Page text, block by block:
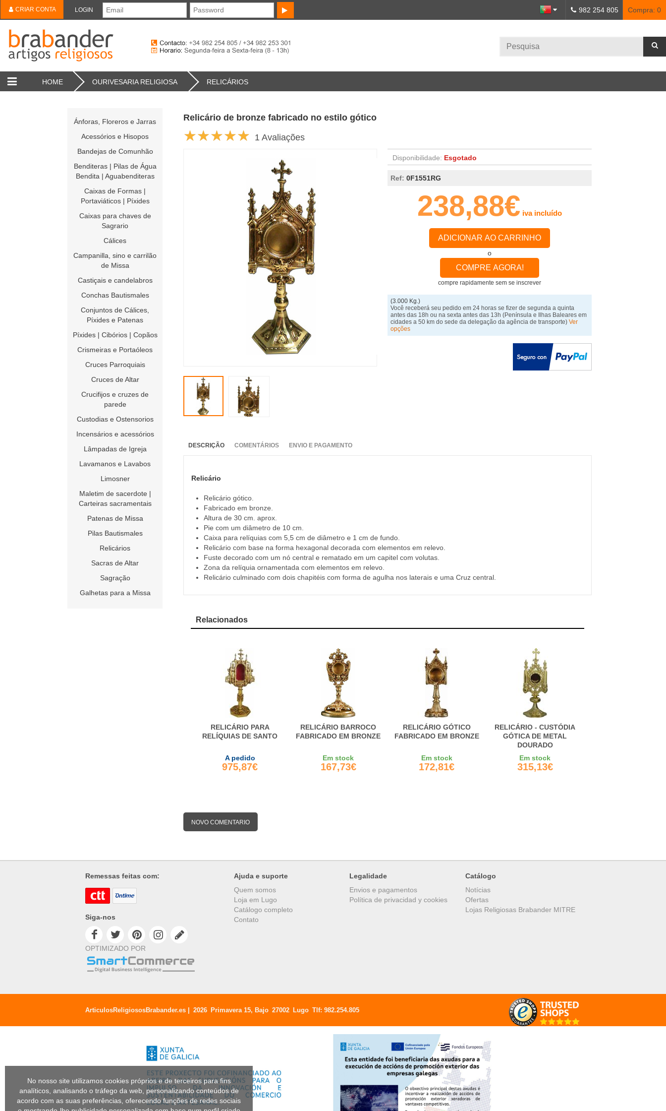
CRIAR CONTA LOGIN Compra: 0
982 254 805
HOME OURIVESARIA RELIGIOSA RELICÁRIOS
Relicário de bronze fabricado no estilo gótico
1 Avaliações
Disponibilidade: Esgotado
Ref: 0F1551RG
238,88€ iva incluído
ADICIONAR AO CARRINHO
o
COMPRE AGORA!
compre rapidamente sem se inscrever
(3.000 Kg.)
Você receberá seu pedido em 24 horas se fizer de segunda a quinta
antes das 18h ou na sexta antes das 13h(Península e Ilhas Baleares em
cidades a 50 km do sede da delegação da agência de transporte) Ver
opções
DESCRIÇÃO COMENTÁRIOS ENVIO E PAGAMENTO
Relicário
Relicário gótico.
Fabricado em bronze.
Altura de 30 cm. aprox.
Pie com um diâmetro de 10 cm.
Caixa para relíquias com 5,5 cm de diâmetro e 1 cm de fundo.
Relicário com base na forma hexagonal decorada com elementos em relevo.
Fuste decorado com um nó central e rematado em um capitel com volutas.
Zona da relíquia ornamentada com elementos em relevo.
Relicário culminado com dois chapitéis com forma de agulha nos laterais e uma Cruz central.
Relacionados
RELICÁRIO PARA
RELÍQUIAS DE SANTO
A pedido
975,87€
RELICÁRIO BARROCO
FABRICADO EM BRONZE
Em stock
167,73€
RELICÁRIO GÓTICO
FABRICADO EM BRONZE
Em stock
172,81€
RELICÁRIO - CUSTÓDIA
GÓTICA DE METAL
DOURADO
Em stock
315,13€
NOVO COMENTARIO
Ánforas, Floreros e Jarras
Acessórios e Hisopos
Bandejas de Comunhão
Benditeras | Pilas de Água
Bendita | Aguabenditeras
Caixas de Formas |
Portaviáticos | Píxides
Caixas para chaves de
Sagrario
Cálices
Campanilla, sino e carrilão
de Missa
Castiçais e candelabros
Conchas Bautismales
Conjuntos de Cálices,
Píxides e Patenas
Píxides | Cibórios | Copãos
Crismeiras e Portaóleos
Cruces Parroquiais
Cruces de Altar
Crucifijos e cruzes de
parede
Custodias e Ostensorios
Incensários e acessórios
Lâmpadas de Igreja
Lavamanos e Lavabos
Limosner
Maletim de sacerdote |
Carteiras sacramentais
Patenas de Missa
Pilas Bautismales
Relicários
Sacras de Altar
Sagração
Galhetas para a Missa
No nosso site utilizamos cookies próprios e de terceiros para fins
analíticos, analisando o tráfego da web, personalizando conteúdos de
acordo com as suas preferências, oferecendo funções de redes sociais
Remessas feitas com:
Siga-nos
OPTIMIZADO POR
Ajuda e suporte
Quem somos
Loja em Lugo
Catálogo completo
Contato
Legalidade
Envios e pagamentos
Política de privacidad y cookies
Catálogo
Notícias
Ofertas
Lojas Religiosas Brabander MITRE
ArticulosReligiososBrabander.es | 2026 Primavera 15, Bajo 27002 Lugo Tlf: 982.254.805